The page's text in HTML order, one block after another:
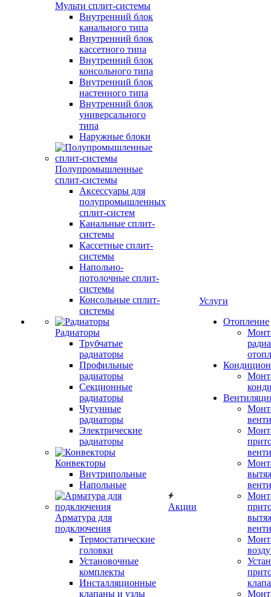
Мульти сплит-системы
Внутренний блок
канального типа
Внутренний блок
кассетного типа
Внутренний блок
консольного типа
Внутренний блок
настенного типа
Внутренний блок
универсального
типа
Наружные блоки
Полупромышленные
сплит-системы
Аксессуары для
полупромышленных
сплит-систем
Канальные сплит-
системы
Кассетные сплит-
системы
Напольно-
потолочные сплит-
системы
Консольные сплит-
системы
Радиаторы
Трубчатые
радиаторы
Профильные
радиаторы
Секционные
радиаторы
Чугунные
радиаторы
Электрические
радиаторы
Конвекторы
Внутрипольные
Напольные
Арматура для
подключения
Термостатические
головки
Установочные
комплекты
Инсталляционные
клапаны и узлы
Акции
Услуги
Отопление